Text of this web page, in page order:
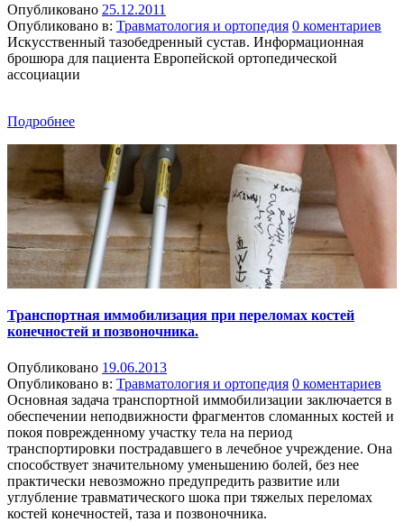
Опубликовано 25.12.2011
Опубликовано в: Травматология и ортопедия 0 коментариев
Искусственный тазобедренный сустав. Информационная
брошюра для пациента Европейской ортопедической
ассоциации
Подробнее
Транспортная иммобилизация при переломах костей
конечностей и позвоночника.
Опубликовано 19.06.2013
Опубликовано в: Травматология и ортопедия 0 коментариев
Основная задача транспортной иммобилизации заключается в
обеспечении неподвижности фрагментов сломанных костей и
покоя поврежденному участку тела на период
транспортировки пострадавшего в лечебное учреждение. Она
способствует значительному уменьшению болей, без нее
практически невозможно предупредить развитие или
углубление травматического шока при тяжелых переломах
костей конечностей, таза и позвоночника.